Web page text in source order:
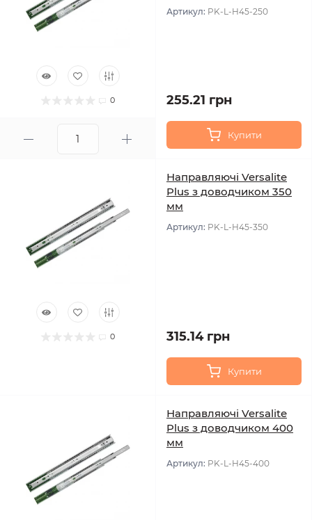
0
Артикул: PK-L-H45-250
255.21 грн
Купити
0
Направляючі Versalite
Plus з доводчиком 350
мм
Артикул: PK-L-H45-350
315.14 грн
Купити
Направляючі Versalite
Plus з доводчиком 400
мм
Артикул: PK-L-H45-400